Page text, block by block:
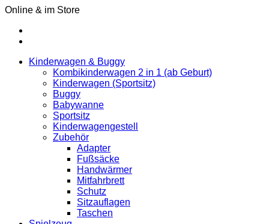
Online & im Store
Kinderwagen & Buggy
Kombikinderwagen 2 in 1 (ab Geburt)
Kinderwagen (Sportsitz)
Buggy
Babywanne
Sportsitz
Kinderwagengestell
Zubehör
Adapter
Fußsäcke
Handwärmer
Mitfahrbrett
Schutz
Sitzauflagen
Taschen